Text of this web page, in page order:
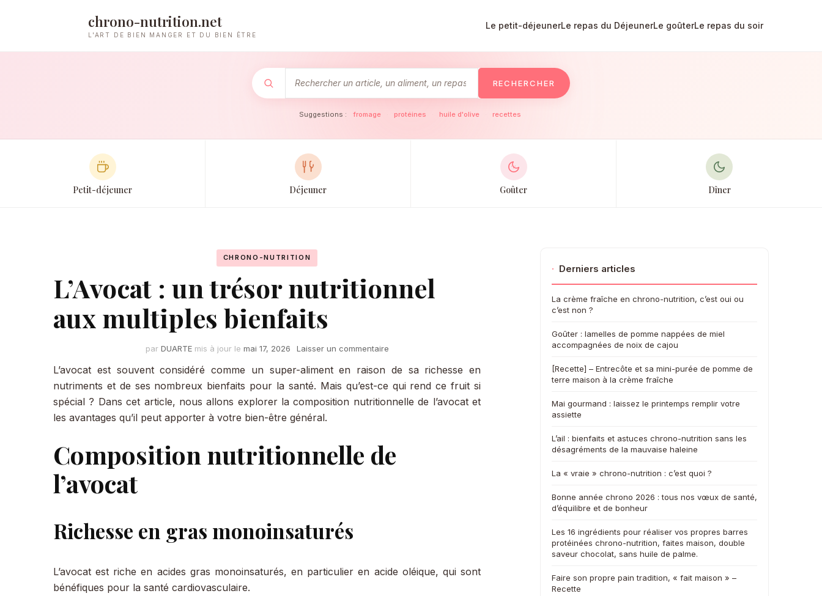
chrono-nutrition.net
L'ART DE BIEN MANGER ET DU BIEN ÊTRE
Le petit-déjeunerLe repas du DéjeunerLe goûterLe repas du soir
RECHERCHER
Suggestions : fromage protéines huile d'olive recettes
Petit-déjeuner Déjeuner Goûter Dîner
CHRONO-NUTRITION
L’Avocat : un trésor nutritionnel
aux multiples bienfaits
par DUARTE mis à jour le mai 17, 2026 Laisser un commentairesur
un
trésor
nutritionnel
L’avocat est souvent considéré comme un super-aliment en raison de sa richesse en
nutriments et de ses nombreux bienfaits pour la santé. Mais qu’est-ce qui rend ce fruit si
spécial ? Dans cet article, nous allons explorer la composition nutritionnelle de l’avocat et
les avantages qu’il peut apporter à votre bien-être général.
Composition nutritionnelle de
l’avocat
Richesse en gras monoinsaturés
L’avocat est riche en acides gras monoinsaturés, en particulier en acide oléique, qui sont
bénéfiques pour la santé cardiovasculaire.
· Derniers articles
La crème fraîche en chrono-nutrition, c’est oui ou
c’est non ?
Goûter : lamelles de pomme nappées de miel
accompagnées de noix de cajou
[Recette] – Entrecôte et sa mini-purée de pomme de
terre maison à la crème fraîche
Mai gourmand : laissez le printemps remplir votre
assiette
L’ail : bienfaits et astuces chrono-nutrition sans les
désagréments de la mauvaise haleine
La « vraie » chrono-nutrition : c’est quoi ?
Bonne année chrono 2026 : tous nos vœux de santé,
d’équilibre et de bonheur
Les 16 ingrédients pour réaliser vos propres barres
protéinées chrono-nutrition, faites maison, double
saveur chocolat, sans huile de palme.
Faire son propre pain tradition, « fait maison » –
Recette